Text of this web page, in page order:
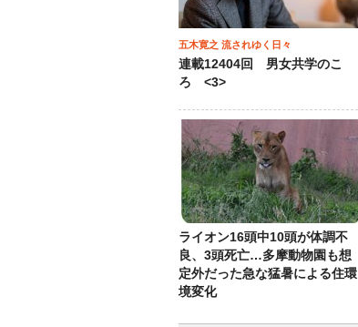
五木寛之 流されゆく日々
連載12404回 男女共学のこ
ろ <3>
ライオン16頭中10頭が体調不
良、3頭死亡…多摩動物園も想
定外だった急な猛暑による住環
境変化